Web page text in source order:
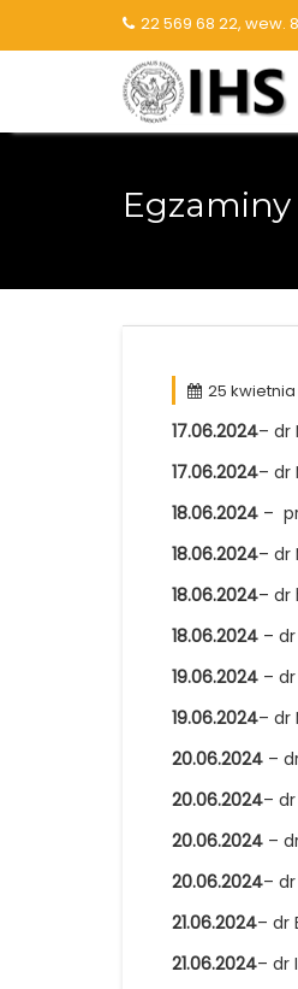
22 569 68 22, wew.
Egzaminy
25
17.06.2024– dr
17.06.2024– dr
18.06.2024 –
18.06.2024– dr
18.06.2024– dr
18.06.2024 –
19.06.2024 –
19.06.2024– dr
20.06.2024 –
20.06.2024–
20.06.2024 –
20.06.2024–
21.06.2024– dr
21.06.2024– dr